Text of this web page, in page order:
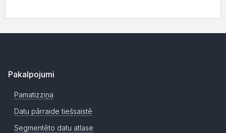
Pakalpojumi
Pamatizziņa
Datu pārraide tiešsaistē
Segmentēto datu atlase